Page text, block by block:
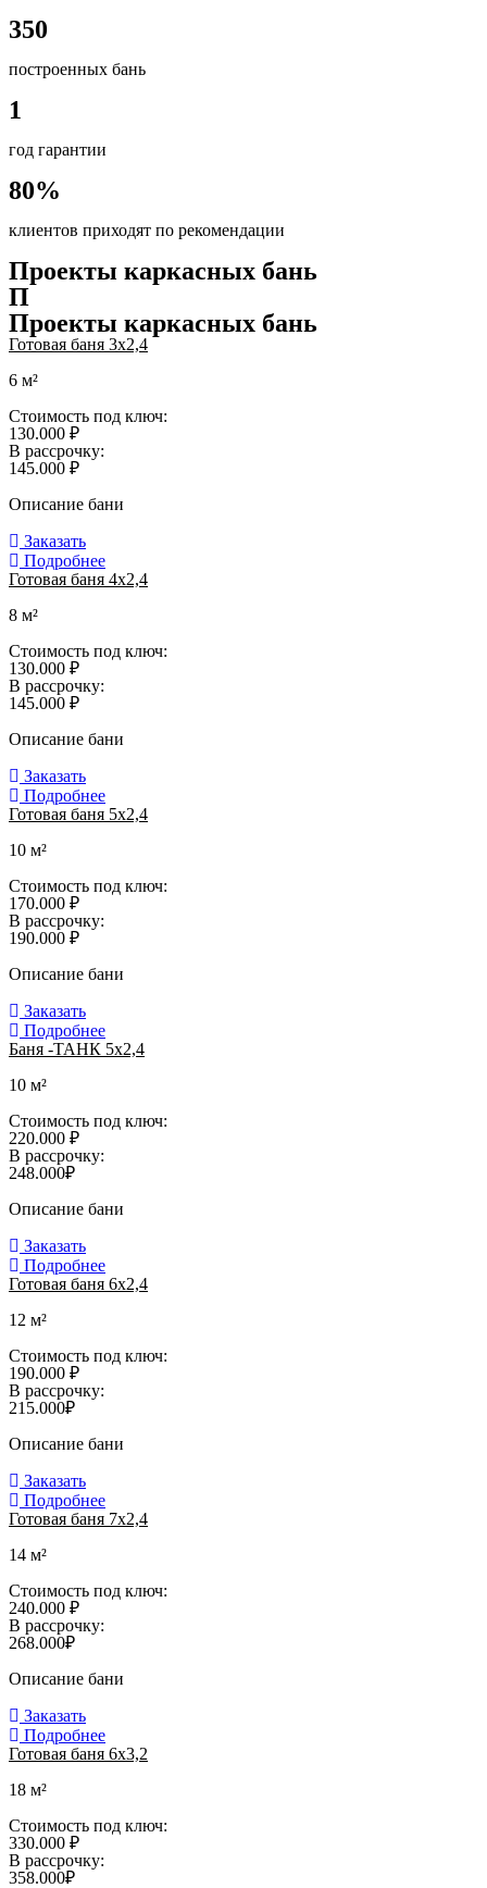
350
построенных бань
1
год гарантии
80%
клиентов приходят по рекомендации
Проекты каркасных бань
П
Проекты каркасных бань
Готовая баня 3х2,4
6 м²
Стоимость под ключ:
130.000 ₽
В рассрочку:
145.000 ₽
Описание бани
Заказать
Подробнее
Готовая баня 4х2,4
8 м²
Стоимость под ключ:
130.000 ₽
В рассрочку:
145.000 ₽
Описание бани
Заказать
Подробнее
Готовая баня 5х2,4
10 м²
Стоимость под ключ:
170.000 ₽
В рассрочку:
190.000 ₽
Описание бани
Заказать
Подробнее
Баня -ТАНК 5х2,4
10 м²
Стоимость под ключ:
220.000 ₽
В рассрочку:
248.000₽
Описание бани
Заказать
Подробнее
Готовая баня 6х2,4
12 м²
Стоимость под ключ:
190.000 ₽
В рассрочку:
215.000₽
Описание бани
Заказать
Подробнее
Готовая баня 7х2,4
14 м²
Стоимость под ключ:
240.000 ₽
В рассрочку:
268.000₽
Описание бани
Заказать
Подробнее
Готовая баня 6х3,2
18 м²
Стоимость под ключ:
330.000 ₽
В рассрочку:
358.000₽